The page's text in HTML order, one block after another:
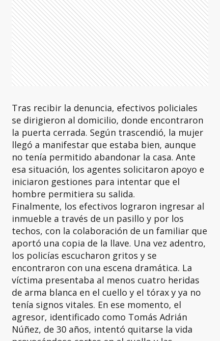
Tras recibir la denuncia, efectivos policiales
se dirigieron al domicilio, donde encontraron
la puerta cerrada. Según trascendió, la mujer
llegó a manifestar que estaba bien, aunque
no tenía permitido abandonar la casa. Ante
esa situación, los agentes solicitaron apoyo e
iniciaron gestiones para intentar que el
hombre permitiera su salida.
Finalmente, los efectivos lograron ingresar al
inmueble a través de un pasillo y por los
techos, con la colaboración de un familiar que
aportó una copia de la llave. Una vez adentro,
los policías escucharon gritos y se
encontraron con una escena dramática. La
víctima presentaba al menos cuatro heridas
de arma blanca en el cuello y el tórax y ya no
tenía signos vitales. En ese momento, el
agresor, identificado como Tomás Adrián
Núñez, de 30 años, intentó quitarse la vida